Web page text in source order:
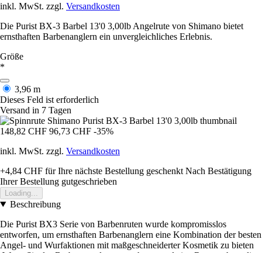
inkl. MwSt. zzgl. Versandkosten
Die Purist BX-3 Barbel 13'0 3,00lb Angelrute von Shimano bietet
ernsthaften Barbenanglern ein unvergleichliches Erlebnis.
Größe
*
3,96 m
Dieses Feld ist erforderlich
Versand in 7 Tagen
148,82 CHF 96,73 CHF -35%
inkl. MwSt. zzgl. Versandkosten
+4,84 CHF für Ihre nächste Bestellung geschenkt Nach Bestätigung
Ihrer Bestellung gutgeschrieben
Loading...
Beschreibung
Die Purist BX3 Serie von Barbenruten wurde kompromisslos
entworfen, um ernsthaften Barbenanglern eine Kombination der besten
Angel- und Wurfaktionen mit maßgeschneiderter Kosmetik zu bieten